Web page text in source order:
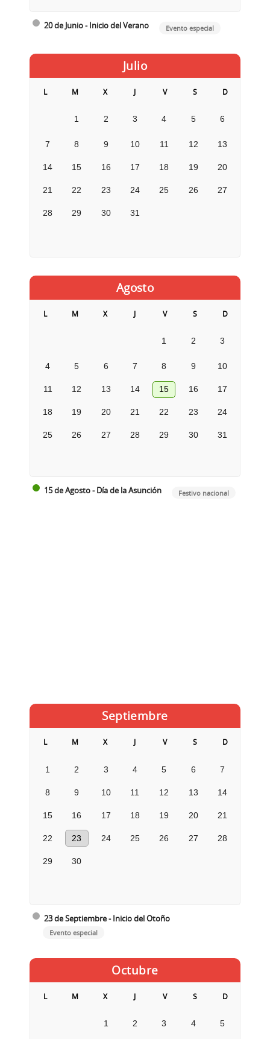
20 de Junio - Inicio del Verano Evento especial
Julio
L M X J V S D
1 2 3 4 5 6
7 8 9 10 11 12 13
14 15 16 17 18 19 20
21 22 23 24 25 26 27
28 29 30 31
Agosto
L M X J V S D
1 2 3
4 5 6 7 8 9 10
11 12 13 14 15 16 17
18 19 20 21 22 23 24
25 26 27 28 29 30 31
15 de Agosto - Día de la Asunción Festivo nacional
Septiembre
L M X J V S D
1 2 3 4 5 6 7
8 9 10 11 12 13 14
15 16 17 18 19 20 21
22 23 24 25 26 27 28
29 30
23 de Septiembre - Inicio del Otoño
Evento especial
Octubre
L M X J V S D
1 2 3 4 5